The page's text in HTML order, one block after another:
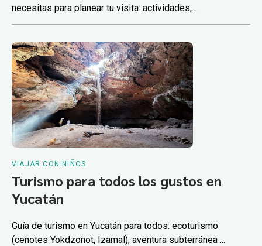
necesitas para planear tu visita: actividades,...
VIAJAR CON NIÑOS
Turismo para todos los gustos en
Yucatán
Guía de turismo en Yucatán para todos: ecoturismo
(cenotes Yokdzonot, Izamal), aventura subterránea ...